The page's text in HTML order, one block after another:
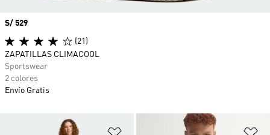
Añadir a la lista de deseos
Precio
S/ 529
(21)
ZAPATILLAS CLIMACOOL
Sportswear
2 colores
Envío Gratis